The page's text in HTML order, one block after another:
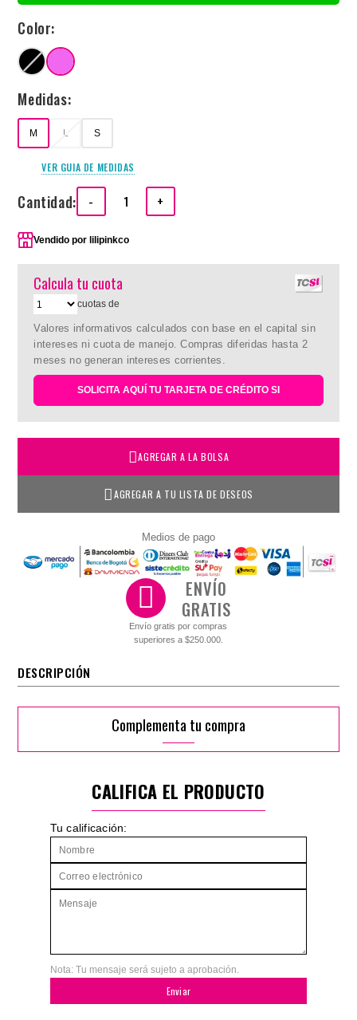
Color:
Medidas:
M L S
VER GUIA DE MEDIDAS
Cantidad: - +
Vendido porlilipinkco
Calcula tu cuota
cuotas de
Valores informativos calculados con base en el capital sin
intereses ni cuota de manejo. Compras diferidas hasta 2
meses no generan intereses corrientes.
SOLICITA AQUÍ TU TARJETA DE CRÉDITO SI
AGREGAR A LA BOLSA
AGREGAR A TU LISTA DE DESEOS
Medios de pago
ENVÍO
GRATIS
Envío gratis por compras
superiores a $250.000.
DESCRIPCIÓN
Complementa tu compra
CALIFICA EL PRODUCTO
Tu calificación:
Nota: Tu mensaje será sujeto a aprobación.
Enviar